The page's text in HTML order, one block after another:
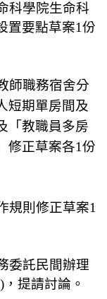
科學院生命科
置要點草案1份
師職務宿舍分
短期單房間及
「教職員多房
修正草案各1份
規則修正草案1
委託民間辦理
，提請討論。